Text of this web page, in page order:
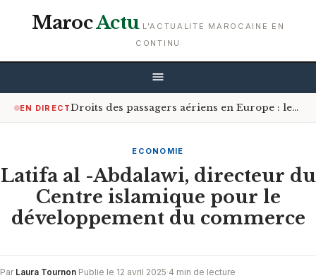
MarocActu L'ACTUALITE MAROCAINE EN
CONTINU
EN DIRECT Droits des passagers aériens en Europe : les Africains bénéficiant le plus de la réforme
ECONOMIE
Latifa al -Abdalawi, directeur du
Centre islamique pour le
développement du commerce
Par Laura Tournon·Publie le 12 avril 2025·4 min de lecture